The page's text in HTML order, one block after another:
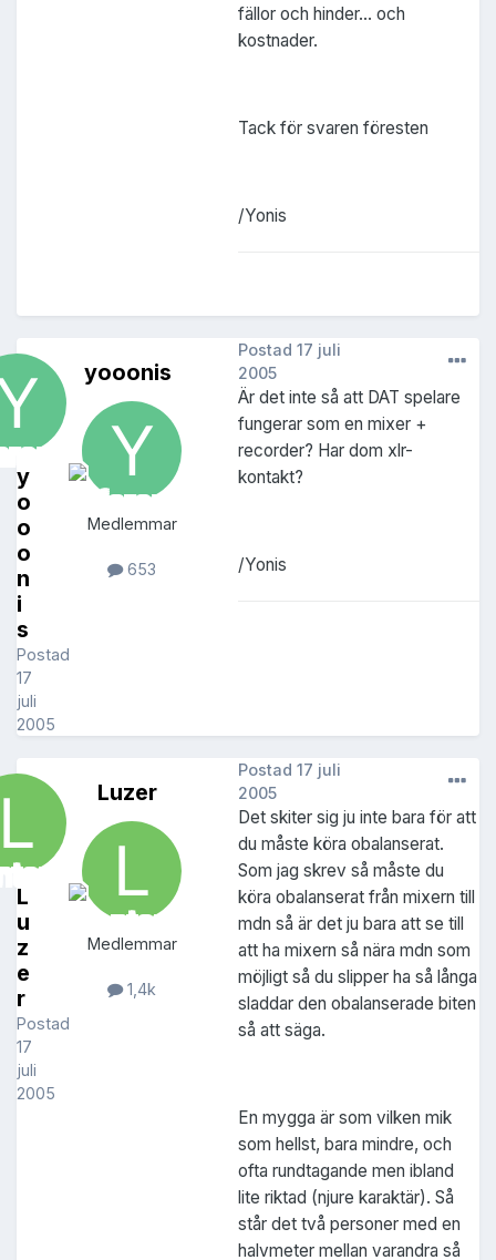
fällor och hinder... och
kostnader.
Tack för svaren föresten
/Yonis
y
o
o
o
n
i
s
Postad
17
juli
2005
yooonis
Medlemmar
653
Postad 17 juli
2005
Är det inte så att DAT spelare
fungerar som en mixer +
recorder? Har dom xlr-
kontakt?
/Yonis
L
u
z
e
r
Postad
17
juli
2005
Luzer
Medlemmar
1,4k
Postad 17 juli
2005
Det skiter sig ju inte bara för att
du måste köra obalanserat.
Som jag skrev så måste du
köra obalanserat från mixern till
mdn så är det ju bara att se till
att ha mixern så nära mdn som
möjligt så du slipper ha så långa
sladdar den obalanserade biten
så att säga.
En mygga är som vilken mik
som hellst, bara mindre, och
ofta rundtagande men ibland
lite riktad (njure karaktär). Så
står det två personer med en
halvmeter mellan varandra så